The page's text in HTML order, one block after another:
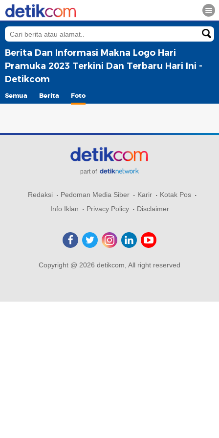
Berita Dan Informasi Makna Logo Hari
Pramuka 2023 Terkini Dan Terbaru Hari Ini -
Detikcom
Semua Berita Foto
part of
Redaksi Pedoman Media Siber Karir
Kotak Pos
Info Iklan
Privacy Policy Disclaimer
Copyright @ 2026 detikcom, All right reserved